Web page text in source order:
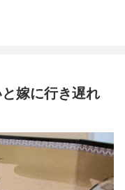
と嫁に行き遅れ